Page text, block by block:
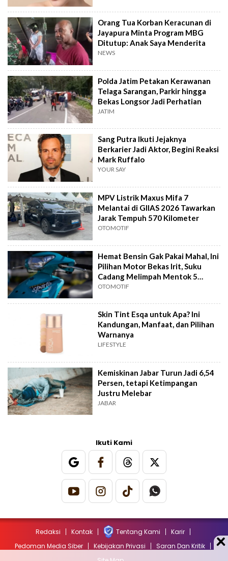
Orang Tua Korban Keracunan di
Jayapura Minta Program MBG
Ditutup: Anak Saya Menderita
NEWS
Polda Jatim Petakan Kerawanan
Telaga Sarangan, Parkir hingga
Bekas Longsor Jadi Perhatian
JATIM
Sang Putra Ikuti Jejaknya
Berkarier Jadi Aktor, Begini Reaksi
Mark Ruffalo
YOUR SAY
MPV Listrik Maxus Mifa 7
Melantai di GIIAS 2026 Tawarkan
Jarak Tempuh 570 Kilometer
OTOMOTIF
Hemat Bensin Gak Pakai Mahal, Ini
Pilihan Motor Bekas Irit, Suku
Cadang Melimpah Mentok 5
Jutaan
OTOMOTIF
Skin Tint Esqa untuk Apa? Ini
Kandungan, Manfaat, dan Pilihan
Warnanya
LIFESTYLE
Kemiskinan Jabar Turun Jadi 6,54
Persen, tetapi Ketimpangan
Justru Melebar
JABAR
Ikuti Kami
Redaksi Kontak Tentang Kami
Karir
Pedoman Media Siber
Kebijakan Privasi
Saran Dan Kritik